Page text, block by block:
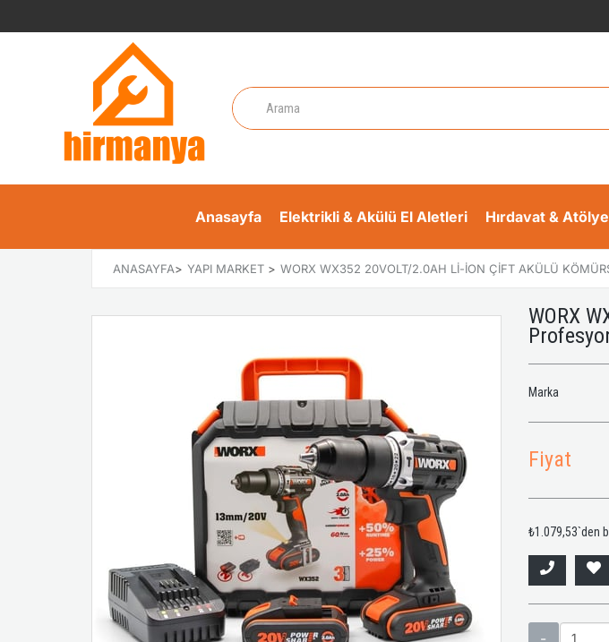
Anasayfa Elektrikli & Akülü El Aletleri Hırdavat & Atölye
ANASAYFA> YAPI MARKET > WORX WX352 20VOLT/2.0AH LI-ION ÇIFT AKÜLÜ
WORX
Marka
Fiyat
₺1.079,53`den